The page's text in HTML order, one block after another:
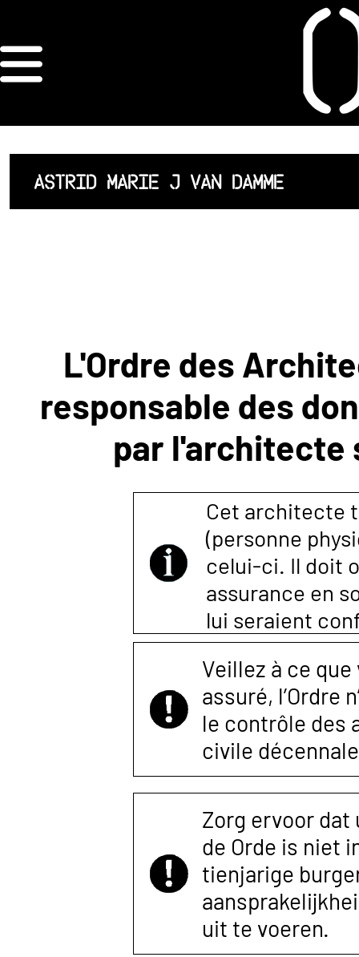
ORDRE DES
ARCHITECTES
ACCUEIL
LISTE DES
NOUS
CONTACTER
ASTRID MARIE J VAN DAMME
L'Ordre des
responsable des
par l'architecte
Cet architecte
(personne
celui-ci. Il doit
assurance en
lui seraient
Veillez à ce
assuré, l’Ordre
le contrôle des
civile
Zorg ervoor
de Orde is niet
tienjarige
uit te voeren.